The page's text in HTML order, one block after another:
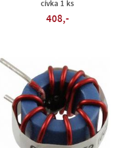
cívka 1 ks
408,-